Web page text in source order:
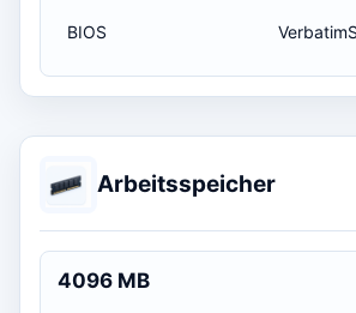
BIOS
Arbeitsspeicher
4096 MB